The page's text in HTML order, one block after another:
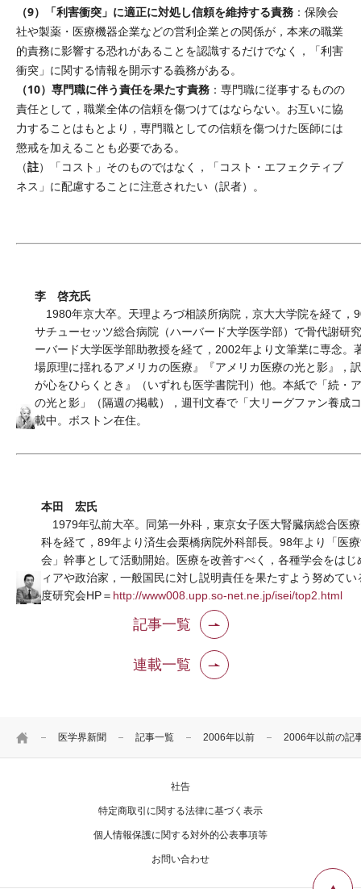
HOME 医学界新聞 記事一覧 2006年以前 2006年以前の記
（9）「利害衝突」に適正に対処し信頼を維持する責務 ：保険会
社や製薬・医療機器企業などの営利企業との関係が，本来の職業
的責務に影響する恐れがあることを認識するだけでなく，「利害
衝突」に関する情報を開示する義務がある。
（10）専門職に伴う責任を果たす責務 ：専門職に従事するものの
責任として，職業全体の信頼を傷つけてはならない。お互いに協
力することはもとより，専門職としての信頼を傷つけた医師には
懲戒を加えることも必要である。
（註）「コスト」そのものではなく，「コスト・エフェクティブ
ネス」に配慮することに注意されたい（訳者）。
李 啓充氏
1980年京大卒。天理よろづ相談所病院，京大大学院を経て，
サチューセッツ総合病院（ハーバード大学医学部）で骨代謝研
ーバード大学医学部助教授を経て，2002年より文筆業に専念。
場原理に揺れるアメリカの医療』『アメリカ医療の光と影』，
が心をひらくとき』（いずれも医学書院刊）他。本紙で「続・
の光と影」（隔週の掲載），週刊文春で「大リーグファン養成
載中。ボストン在住。
本田 宏氏
1979年弘前大卒。同第一外科，東京女子医大腎臓病総合医
科を経て，89年より済生会栗橋病院外科部長。98年より「医
会」幹事として活動開始。医療を改善すべく，各種学会をはじ
ィアや政治家，一般国民に対し説明責任を果たすよう努めてい
度研究会HP＝ http://www008.upp.so-net.ne.jp/isei/top2.html
記事一覧
連載一覧
社告
特定商取引に関する法律に基づく表示
個人情報保護に関する対外的公表事項等
お問い合わせ